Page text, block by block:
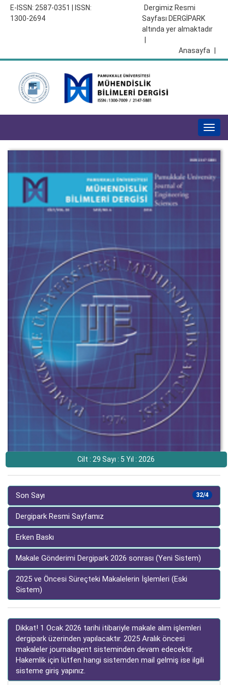
E-ISSN: 2587-0351 | ISSN:
1300-2694
Dergimiz Resmi
Sayfası DERGİPARK
altında yer almaktadır
Anasayfa
Cilt : 29 Sayı : 5 Yıl : 2026
32/4
Son Sayı
Dergipark Resmi Sayfamız
Erken Baskı
Makale Gönderimi Dergipark 2026 sonrası (Yeni Sistem)
2025 ve Öncesi Süreçteki Makalelerin İşlemleri (Eski
Sistem)
Dikkat! 1 Ocak 2026 tarihi itibariyle makale alım işlemleri
dergipark üzerinden yapılacaktır. 2025 Aralık öncesi
makaleler journalagent sisteminden devam edecektir.
Hakemlik için lütfen hangi sistemden mail gelmiş ise ilgili
sisteme giriş yapınız.